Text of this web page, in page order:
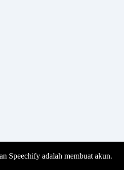
Speechify adalah membuat akun.